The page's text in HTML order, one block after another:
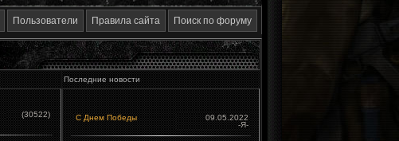
Пользователи Правила сайта Поиск по форуму
Последние новости
(30522) С Днем Победы
09.05.2022
-Я-